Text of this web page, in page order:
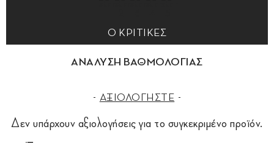
0 ΚΡΙΤΙΚΕΣ
ΑΝΑΛΥΣΗ ΒΑΘΜΟΛΟΓΙΑΣ
ΑΞΙΟΛΟΓΗΣΤΕ
Δεν υπάρχουν αξιολογήσεις για το συγκεκριμένο προϊόν.